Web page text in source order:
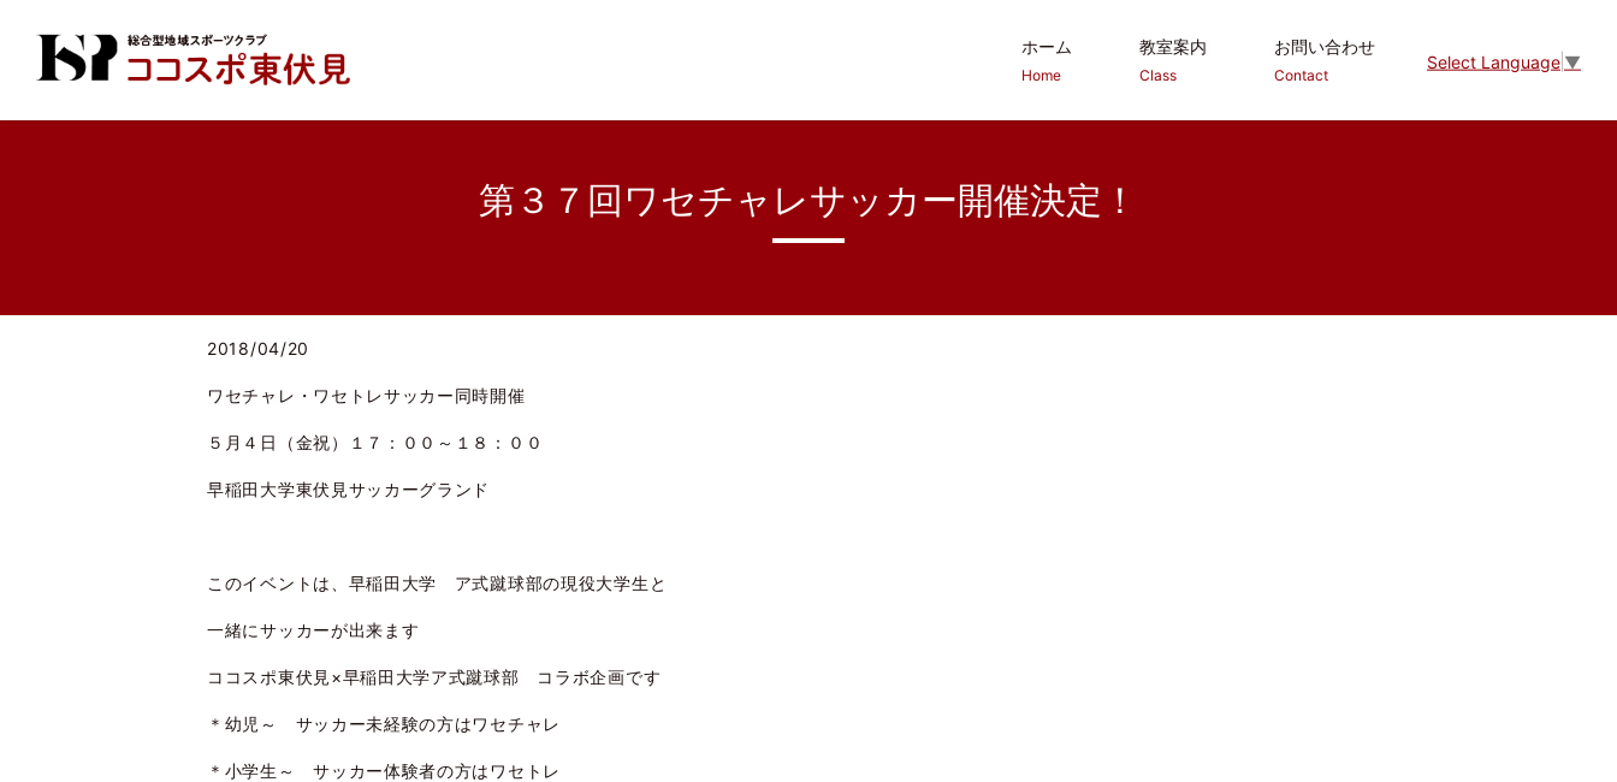
Select Language ▼
ホーム
Home
教室案内
Class
お問い合わせ
Contact
第３７回ワセチャレサッカー開催決定！
2018/04/20
ワセチャレ・ワセトレサッカー同時開催
５月４日（金祝）１７：００～１８：００
早稲田大学東伏見サッカーグランド
このイベントは、早稲田大学 ア式蹴球部の現役大学生と
一緒にサッカーが出来ます
ココスポ東伏見×早稲田大学ア式蹴球部 コラボ企画です
＊幼児～ サッカー未経験の方はワセチャレ
＊小学生～ サッカー体験者の方はワセトレ